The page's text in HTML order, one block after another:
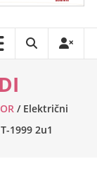
/ Električni
1999 2u1